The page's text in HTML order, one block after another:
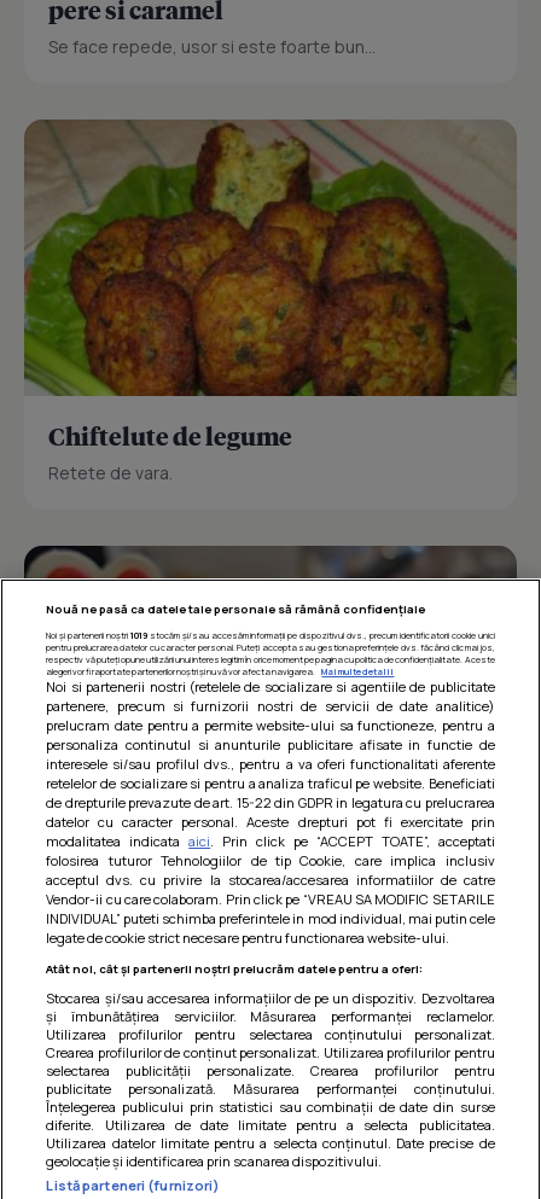
pere si caramel
Se face repede, usor si este foarte bun...
Chiftelute de legume
Retete de vara.
Barcute din vinete cu arpagic rosu
Un deliciu usor de preparat!
Nouă ne pasă ca datele tale personale să rămână confidențiale
Noi și partenerii noștri 1019stocăm și/sau accesăm informații pe dispozitivul dvs., precum identificatorii cookie unici
pentru prelucrarea datelor cu caracter personal. Puteți accepta sau gestiona preferințele dvs. făcând clic mai jos,
respectiv vă puteți opune utilizării unui interes legitim în orice moment pe pagina cu politica de confidențialitate. Aceste
alegeri vor fi raportate partenerilor noștri și nu vă vor afecta navigarea.
Mai multe detalii
Noi si partenerii nostri (retelele de socializare si agentiile de publicitate
partenere, precum si furnizorii nostri de servicii de date analitice)
prelucram date pentru a permite website-ului sa functioneze, pentru a
personaliza continutul si anunturile publicitare afisate in functie de
interesele si/sau profilul dvs., pentru a va oferi functionalitati aferente
retelelor de socializare si pentru a analiza traficul pe website. Beneficiati
de drepturile prevazute de art. 15-22 din GDPR in legatura cu prelucrarea
datelor cu caracter personal. Aceste drepturi pot fi exercitate prin
modalitatea indicataaici . Prin click pe “ACCEPT TOATE”, acceptati
folosirea tuturor Tehnologiilor de tip Cookie, care implica inclusiv
acceptul dvs. cu privire la stocarea/accesarea informatiilor de catre
Vendor-ii cu care colaboram. Prin click pe “VREAU SA MODIFIC SETARILE
INDIVIDUAL” puteti schimba preferintele in mod individual, mai putin cele
legate de cookie strict necesare pentru functionarea website-ului.
Atât noi, cât și partenerii noștri prelucrăm datele pentru a oferi:
Stocarea și/sau accesarea informațiilor de pe un dispozitiv. Dezvoltarea
și îmbunătățirea serviciilor. Măsurarea performanței reclamelor.
Utilizarea profilurilor pentru selectarea conținutului personalizat.
Crearea profilurilor de conținut personalizat. Utilizarea profilurilor pentru
selectarea publicității personalizate. Crearea profilurilor pentru
publicitate personalizată. Măsurarea performanței conținutului.
Înțelegerea publicului prin statistici sau combinații de date din surse
diferite. Utilizarea de date limitate pentru a selecta publicitatea.
Utilizarea datelor limitate pentru a selecta conținutul. Date precise de
geolocație și identificarea prin scanarea dispozitivului.
Listă parteneri (furnizori)